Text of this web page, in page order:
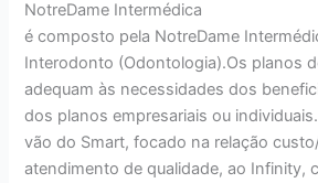
NotreDame Intermédica
é composto pela NotreDame
Interodonto (Odontologia).Os planos
adequam às necessidades dos
dos planos empresariais ou
vão do Smart, focado na relação
atendimento de qualidade, ao Infinity,